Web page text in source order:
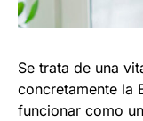
Se trata de una
concretamente la
funcionar como